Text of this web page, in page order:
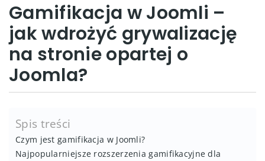
Gamifikacja w Joomli –
jak wdrożyć grywalizację
na stronie opartej o
Joomla?
Spis treści
Czym jest gamifikacja w Joomli?
Najpopularniejsze rozszerzenia gamifikacyjne dla